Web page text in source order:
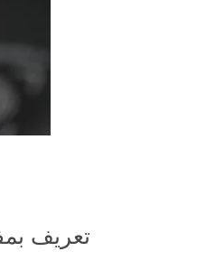
تعريف